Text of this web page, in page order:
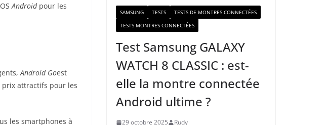
Android pour les
Android Goest
prix attractifs pour les
les smartphones à
SAMSUNG TESTS
TESTS DE MONTRES CONNECTÉES
TESTS MONTRES CONNECTÉES
Test Samsung GALAXY
WATCH 8 CLASSIC : est-
elle la montre connectée
Android ultime ?
29 octobre 2025 Rudy